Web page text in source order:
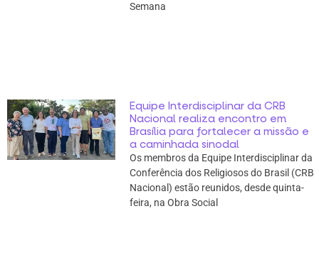
Semana
Equipe Interdisciplinar da CRB
Nacional realiza encontro em
Brasília para fortalecer a missão e
a caminhada sinodal
Os membros da Equipe Interdisciplinar da
Conferência dos Religiosos do Brasil (CRB
Nacional) estão reunidos, desde quinta-
feira, na Obra Social